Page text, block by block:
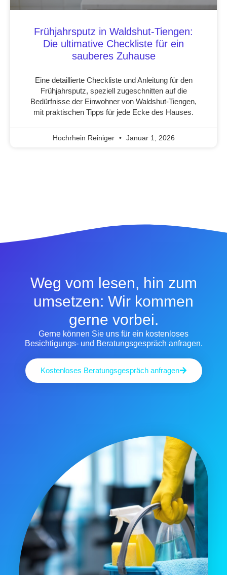
Frühjahrsputz in Waldshut-Tiengen:
Die ultimative Checkliste für ein
sauberes Zuhause
Eine detaillierte Checkliste und Anleitung für den
Frühjahrsputz, speziell zugeschnitten auf die
Bedürfnisse der Einwohner von Waldshut-Tiengen,
mit praktischen Tipps für jede Ecke des Hauses.
Hochrhein Reiniger Januar 1, 2026
Weg vom lesen, hin zum
umsetzen: Wir kommen
gerne vorbei.
Gerne können Sie uns für ein kostenloses
Besichtigungs- und Beratungsgespräch anfragen.
Kostenloses Beratungsgespräch anfragen